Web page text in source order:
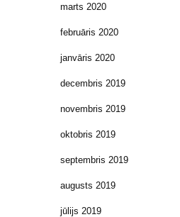
marts 2020
februāris 2020
janvāris 2020
decembris 2019
novembris 2019
oktobris 2019
septembris 2019
augusts 2019
jūlijs 2019